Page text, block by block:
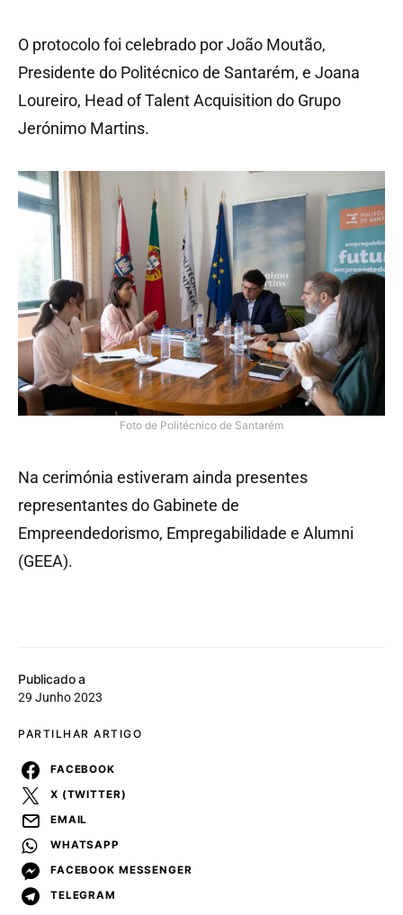
Publicado a
29 Junho 2023
PARTILHAR ARTIGO
FACEBOOK
X (TWITTER)
EMAIL
WHATSAPP
FACEBOOK MESSENGER
TELEGRAM
O protocolo foi celebrado por João Moutão,
Presidente do Politécnico de Santarém, e Joana
Loureiro, Head of Talent Acquisition do Grupo
Jerónimo Martins.
Foto de Politécnico de Santarém
Na cerimónia estiveram ainda presentes
representantes do Gabinete de
Empreendedorismo, Empregabilidade e Alumni
(GEEA).